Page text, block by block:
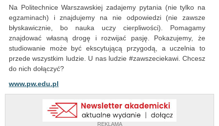
REKLAMA
Na Politechnice Warszawskiej zadajemy pytania (nie tylko na
egzaminach) i znajdujemy na nie odpowiedzi (nie zawsze
błyskawicznie, bo nauka uczy cierpliwości). Pomagamy
znajdować własną drogę i rozwijać pasję. Pokazujemy, że
studiowanie może być ekscytującą przygodą, a uczelnia to
przede wszystkim ludzie. U nas ludzie #zawszeciekawi. Chcesz
do nich dołączyć?
www.pw.edu.pl